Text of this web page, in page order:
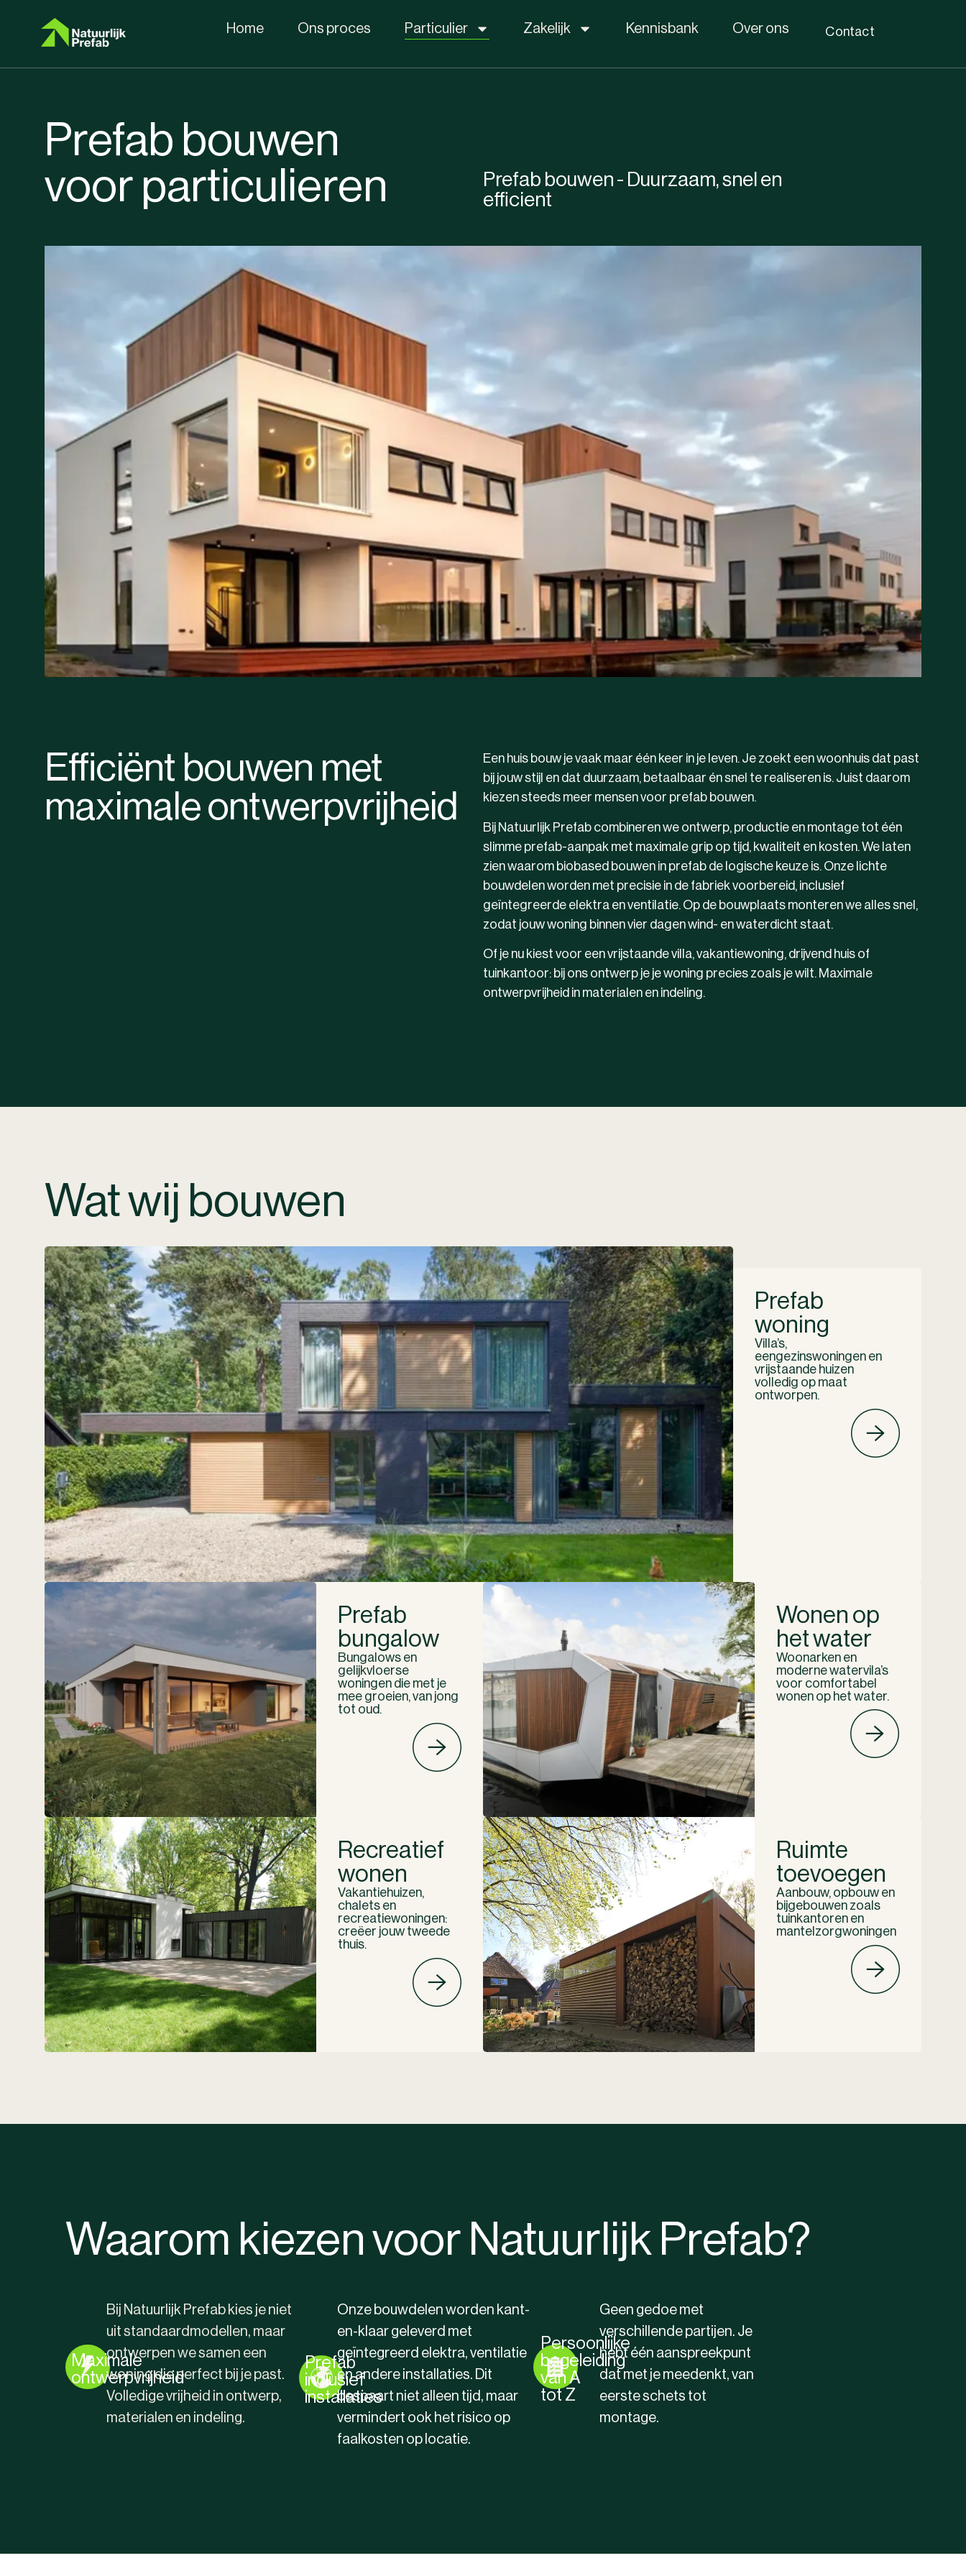
Home Ons proces Particulier Zakelijk Kennisbank Over ons Contact
Prefab bouwen
voor particulieren
Prefab bouwen - Duurzaam, snel en
efficient
Efficiënt bouwen met
maximale ontwerpvrijheid
Een huis bouw je vaak maar één keer in je leven. Je zoekt een woonhuis dat past
bij jouw stijl en dat duurzaam, betaalbaar én snel te realiseren is. Juist daarom
kiezen steeds meer mensen voor prefab bouwen.
Bij Natuurlijk Prefab combineren we ontwerp, productie en montage tot één
slimme prefab-aanpak met maximale grip op tijd, kwaliteit en kosten.We laten
zien waarom biobased bouwen in prefab de logische keuze is. Onze lichte
bouwdelen worden met precisie in de fabriek voorbereid, inclusief
geïntegreerde elektra en ventilatie. Op de bouwplaats monteren we alles snel,
zodat jouw woning binnen vier dagen wind- en waterdicht staat.
Of je nu kiest voor een vrijstaande villa, vakantiewoning, drijvend huis of
tuinkantoor: bij ons ontwerp je je woning precies zoals je wilt. Maximale
ontwerpvrijheid in materialen en indeling.
Wat wij bouwen
Prefab
woning
Villa’s,
eengezinswoningen en
vrijstaande huizen
volledig op maat
ontworpen.
Prefab
bungalow
Bungalows en
gelijkvloerse
woningen die met je
mee groeien, van jong
tot oud.
Wonen op
het water
Woonarken en
moderne watervila’s
voor comfortabel
wonen op het water.
Recreatief
wonen
Vakantiehuizen,
chalets en
recreatiewoningen:
creëer jouw tweede
thuis.
Ruimte
toevoegen
Aanbouw, opbouw en
bijgebouwen zoals
tuinkantoren en
mantelzorgwoningen
Waarom kiezen voor Natuurlijk Prefab?
Maximale
ontwerpvrijheid
Bij Natuurlijk Prefab kies je niet
uit standaardmodellen, maar
ontwerpen we samen een
woning die perfect bij je past.
Volledige vrijheid in ontwerp,
materialen en indeling.
Prefab
inclusief
installaties
Onze bouwdelen worden kant-
en-klaar geleverd met
geïntegreerd elektra, ventilatie
en andere installaties. Dit
bespaart niet alleen tijd, maar
vermindert ook het risico op
faalkosten op locatie.
Persoonlijke
begeleiding
van A
tot Z
Geen gedoe met
verschillende partijen. Je
hebt één aanspreekpunt
dat met je meedenkt, van
eerste schets tot
montage.